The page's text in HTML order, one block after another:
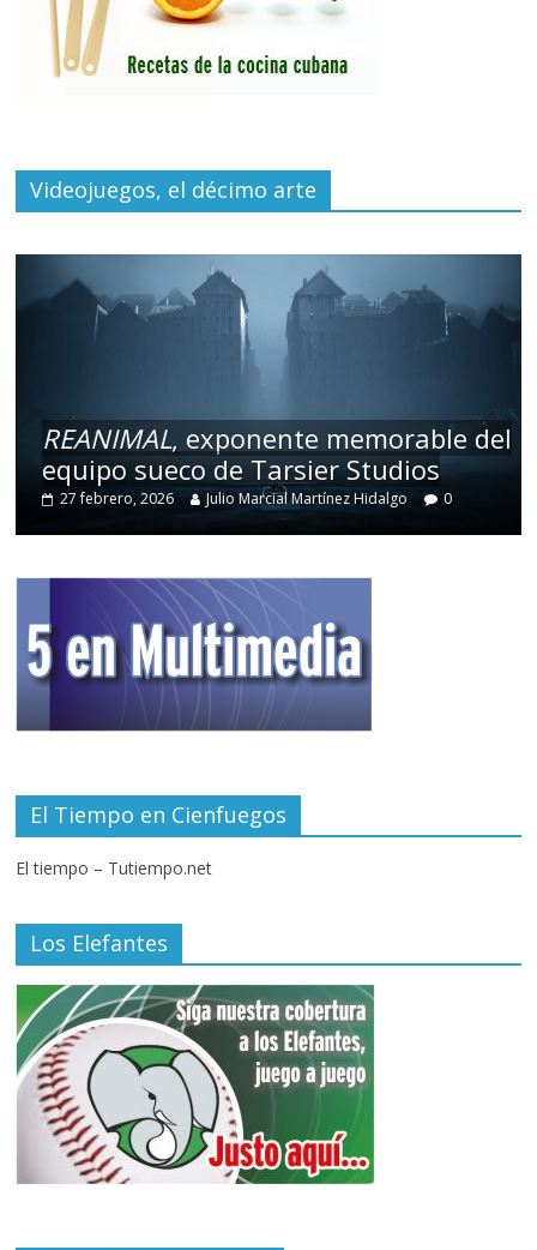
Videojuegos, el décimo arte
REANIMAL, exponente memorable del
equipo sueco de Tarsier Studios
27 febrero, 2026 Julio Marcial Martínez Hidalgo 0
El Tiempo en Cienfuegos
El tiempo – Tutiempo.net
Los Elefantes